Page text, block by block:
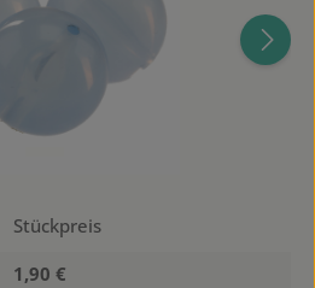
Stückpreis
1,90 €